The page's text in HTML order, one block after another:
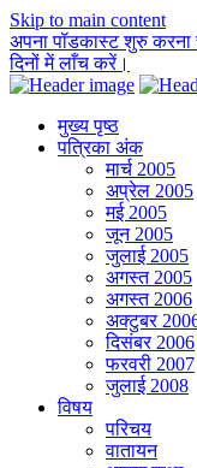
Skip to main content
अपना पॉडकास्ट शुरु करना
दिनों में लाँच करें।
मुख्य पृष्ठ
पत्रिका अंक
मार्च 2005
अप्रेल 2005
मई 2005
जून 2005
जुलाई 2005
अगस्त 2005
अगस्त 2006
अक्टुबर
दिसंबर 2006
फरवरी 2007
जुलाई 2008
विषय
परिचय
वातायन